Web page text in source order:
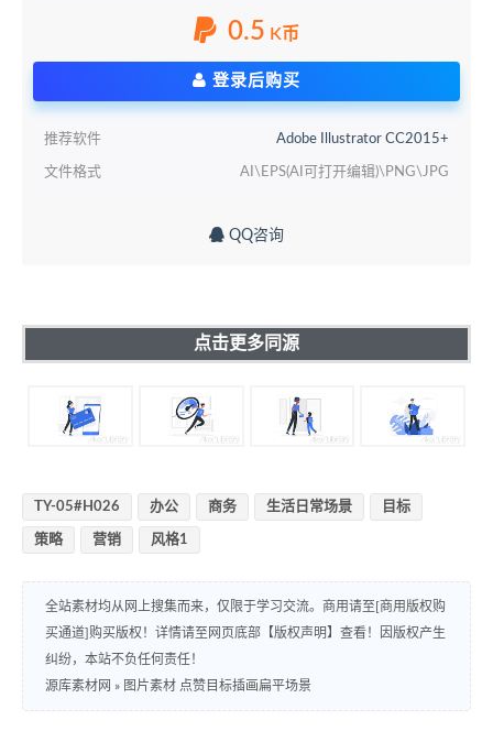
0.5 K币
登录后购买
推荐软件 Adobe Illustrator CC2015+
文件格式 AI\EPS(AI可打开编辑)\PNG\JPG
QQ咨询
点击更多同源
TY-05#H026 办公 商务 生活日常场景 目标
策略 营销 风格1
全站素材均从网上搜集而来，仅限于学习交流。商用请至[商用版权购
买通道]购买版权！详情请至网页底部【版权声明】查看！因版权产生
纠纷，本站不负任何责任！
源库素材网 » 图片素材 点赞目标插画扁平场景